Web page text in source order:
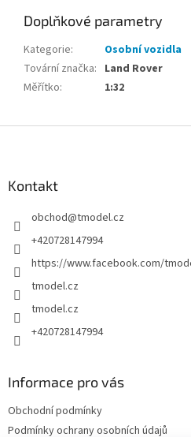
Doplňkové parametry
Kategorie:
Osobní vozidla
Tovární značka: Land Rover
Měřítko: 1:32
Kontakt
obchod@tmodel.cz
+420728147994
https://www.facebook.com/
tmodel.cz
tmodel.cz
+420728147994
Informace pro vás
Obchodní podmínky
Podmínky ochrany osobních údajů